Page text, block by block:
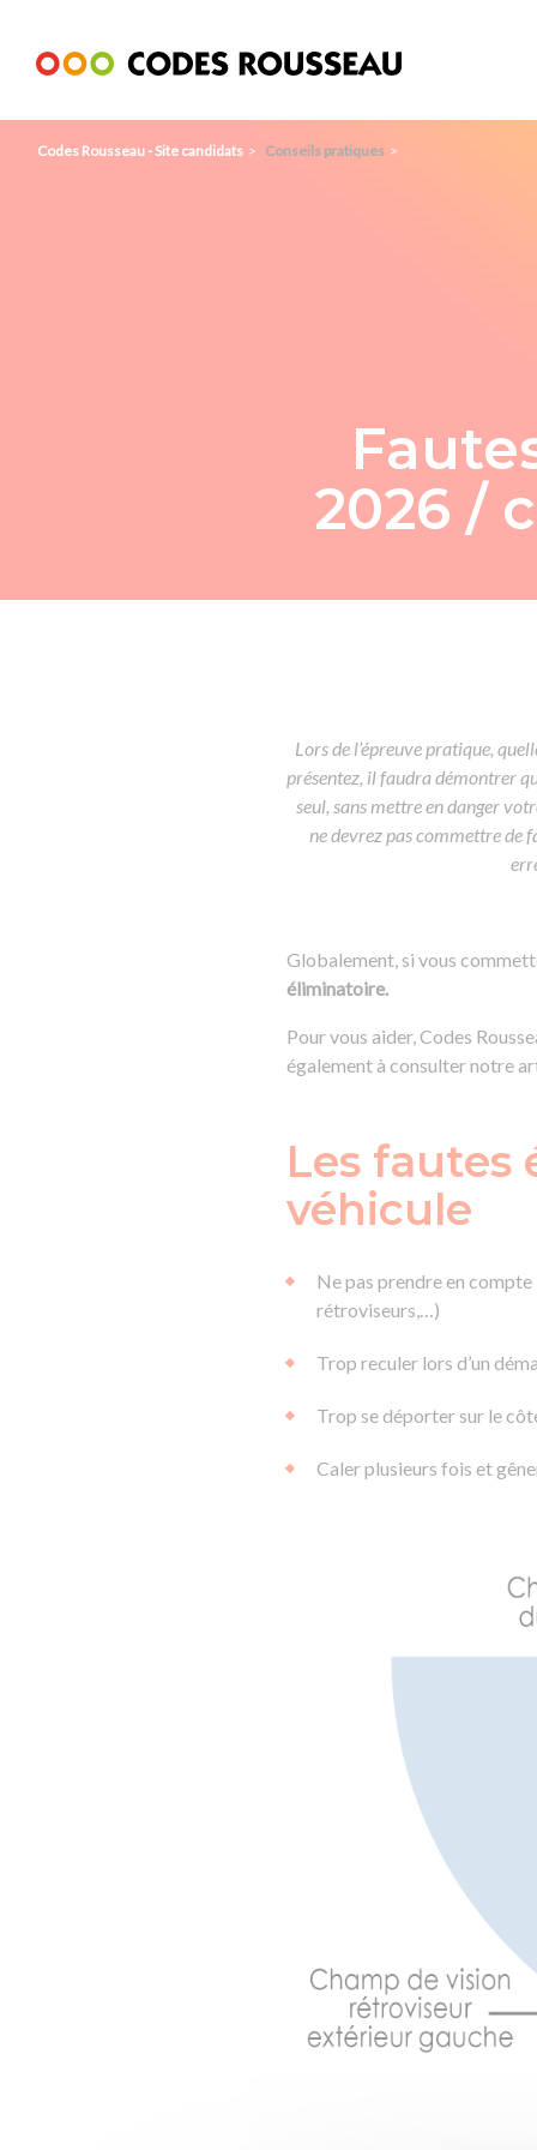
Codes Rousseau - Site candidats Conseils pratiques
2026 /
Lors de l’épreuve pratique,
présentez, il faudra démontrer
seul, sans mettre en danger
ne devrez pas commettre de
Globalement, si vous
éliminatoire.
Pour vous aider, Codes
également à consulter notre
Les fautes
véhicule
Ne pas prendre en
rétroviseurs,…)
Trop reculer lors d’un
Trop se déporter sur le
Caler plusieurs fois et